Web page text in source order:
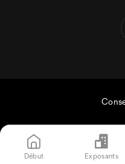
Début Exposants